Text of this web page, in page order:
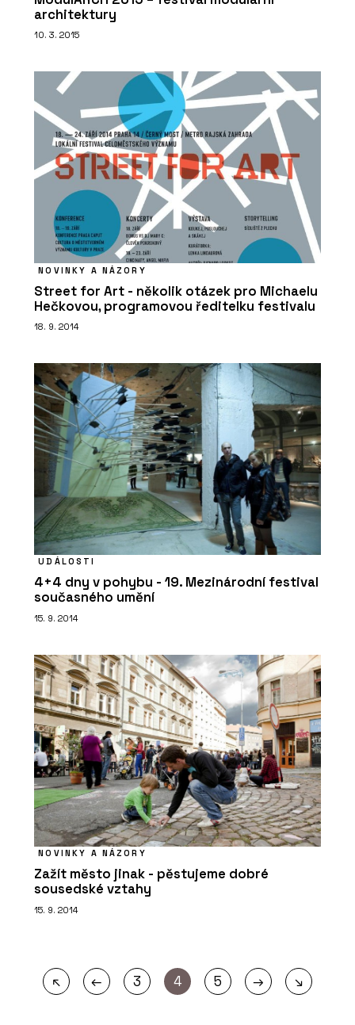
architektury
10. 3. 2015
NOVINKY A NÁZORY
Street for Art - několik otázek pro Michaelu
Hečkovou, programovou ředitelku festivalu
18. 9. 2014
UDÁLOSTI
4+4 dny v pohybu - 19. Mezinárodní festival
současného umění
15. 9. 2014
NOVINKY A NÁZORY
Zažít město jinak - pěstujeme dobré
sousedské vztahy
15. 9. 2014
↖ ← 3 4 5 → ↘